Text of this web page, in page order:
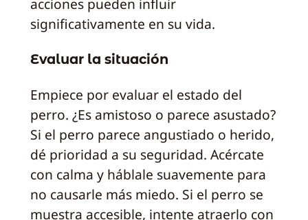
acciones pueden influir
significativamente en su vida.
Evaluar la situación
Empiece por evaluar el estado del
perro. ¿Es amistoso o parece asustado?
Si el perro parece angustiado o herido,
dé prioridad a su seguridad. Acércate
con calma y háblale suavemente para
no causarle más miedo. Si el perro se
muestra accesible, intente atraerlo con